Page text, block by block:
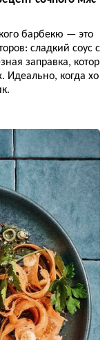
барбекю — это
сладкий соус с
заправка, котор
Идеально, когда хо